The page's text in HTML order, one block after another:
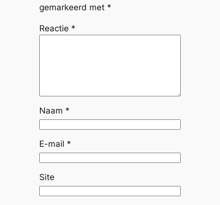
gemarkeerd met *
Reactie *
Naam *
E-mail *
Site